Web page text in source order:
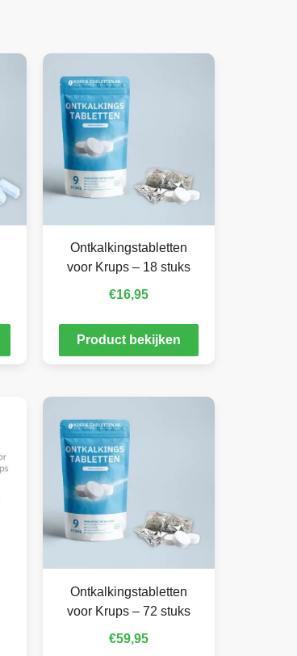
Ontkalkingstabletten
voor Krups – 18 stuks
€16,95
Product bekijken
Ontkalkingstabletten
voor Krups – 72 stuks
€59,95